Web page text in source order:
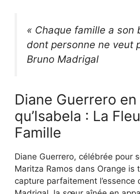
« Chaque famille a son
dont personne ne veut
Bruno Madrigal
Diane Guerrero
qu’Isabela : La
Famille
Diane Guerrero, célébrée pour
Maritza Ramos dans Orange is
capture parfaitement l’essence